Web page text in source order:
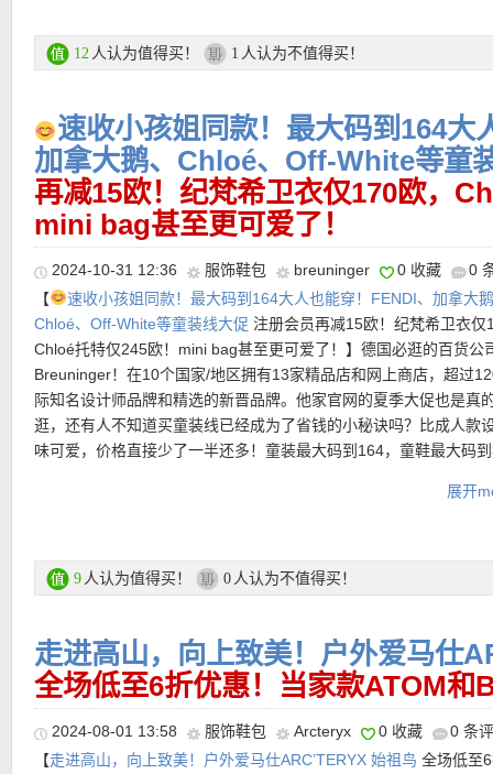
购买直达链接见此
•【Longchamp ÉPURE马鞍包 新人折上折仅258欧！】在经典与
间，Longchamp 找到了一条恰到好处的平衡。Épure，大象品牌流
Pliage 的翻盖元素，以简约利落的线条重新演绎马鞍包的优雅造型
压印着低调却又皱纹度的赛马logo，是对品牌马术精神的精致致敬
用牛皮打造，质地坚固耐磨，却依然保有温润玻璃与柔软触感，打
★ 邮费：满149欧包邮，不满每单3.95欧运费。
★ 退货：30天内无理由退货。
★ 支付方式：信用卡Visa, American Express, PayPal.
转账等
运费：每单3.9欧，满149欧免邮费！60天内免费退货！
———-私促大牌单品推荐 ———–
【小个子姐妹速来捡漏！BURBERRY 复古菱格贵气感直接封神！
缝尼龙棉服外套 自动67折+叠加私促无门槛6折！折上折仅209欧！
童装部门简直就是小个子姐妹们的捡漏舒适区！这款菱格外套配色
预期！绝不是那种“土土的”配色，而是华贵又高级，眼前一亮，走
焦点！剪裁很大牌，轻松避免臃肿感，随便搭配一条牛仔裤，分分
头时髦精，身形无死角，气质立马UP！想要穿得简单又不失格调？
这款菱格棉服，闭眼入！
★ 黑五全场可用7折优惠码： BLACK2024最低消费20欧，有效期
支付方式：信用卡(Visa / MasterCard / American Express)、
转账等
运费：每单3.9欧，满149欧免邮费！60天内免费退货！
超值产品推荐
【COS 圆领羊绒衫 黑五全场7折仅122欧！】 羊绒的保暖程度是
倍，原因是在同样的覆盖面积下，细羊绒比羊毛能滞留的静止空气
此有更好的保暖性。所以绝对是严冬腊月的保暖神器！这款针织衫
不会太窄，手的部分又不会太宽，穿起来刚刚好！单穿版型立体，
内衣有足够的空间！
12 人认为值得买！ 1 人认为不值得买！
速收小孩姐同款！最大码到164大
加拿大鹅、Chloé、Off-White等童
再减15欧！纪梵希卫衣仅170欧，
mini bag甚至更可爱了！
2024-10-31 12:36 服饰鞋包 breuninger 0 收藏
0
【
速收小孩姐同款！最大码到164大人也能穿！FENDI、加拿大
Chloé、Off-White等童装线大促 注册会员再减15欧！纪梵希卫衣仅
Chloé托特仅245欧！mini bag甚至更可爱了！】德国必逛的百货公
Breuninger！在10个国家/地区拥有13家精品店和网上商店，超过
际知名设计师品牌和精选的新晋品牌。他家官网的夏季大促也是真
逛，还有人不知道买童装线已经成为了省钱的小秘诀吗？比成人款
味可爱，价格直接少了一半还多！童装最大码到164，童鞋最大码
会员注册链接在此
转账等
运费： 每单3.9欧，满149欧免邮费！60天内免费退货！
立享15欧优惠码：
展开
9 人认为值得买！ 0 人认为不值得买！
走进高山，向上致美！户外爱马仕
全场低至6折优惠！当家款ATOM和
2024-08-01 13:58 服饰鞋包 Arcteryx 0 收藏
0 条
【走进高山，向上致美！户外爱马仕ARC’TERYX 始祖鸟 全场低至